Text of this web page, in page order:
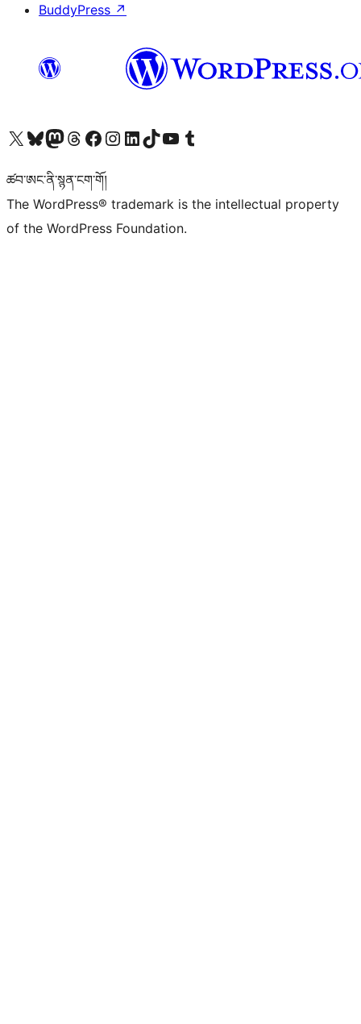
BuddyPress ↗
Visit our X (formerly Twitter) account
Visit our Bluesky account
Visit our Mastodon account
Visit our Threads account
Visit our Facebook page
Visit our Instagram account
Visit our LinkedIn account
Visit our TikTok account
Visit our YouTube channel
Visit our Tumblr account
ཚབ་ཨང་ནི་སྙན་ངག་གོ།
The WordPress® trademark is the intellectual property
of the WordPress Foundation.